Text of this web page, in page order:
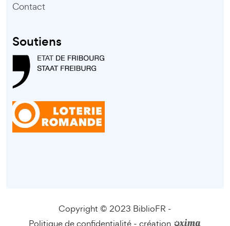
Contact
Soutiens
Copyright © 2023 BiblioFR -
Politique de confidentialité- création